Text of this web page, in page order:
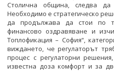
Столична община, следва
Необходимо е стратегическо
да продължава да стои по
финансово оздравяване и
Топлофикация – София“,
виждането, че регулаторът
процес с регулаторни
известна доза комфорт и за